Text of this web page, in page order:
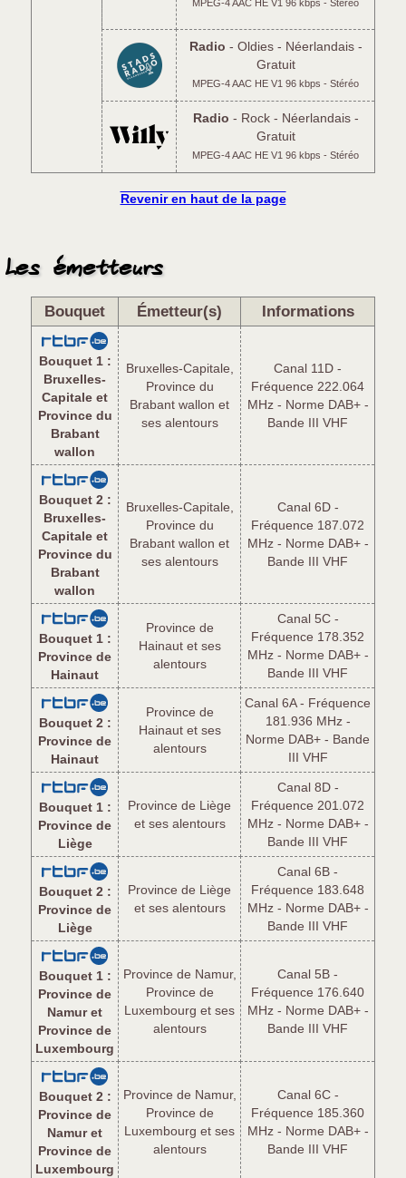
MPEG-4 AAC HE V1 96 kbps - Stéréo
Radio - Oldies - Néerlandais -
Gratuit
MPEG-4 AAC HE V1 96 kbps - Stéréo
Radio - Rock - Néerlandais -
Gratuit
MPEG-4 AAC HE V1 96 kbps - Stéréo
Revenir en haut de la page
Les émetteurs
Bouquet Émetteur(s) Informations
Bouquet 1 :
Bruxelles-
Capitale et
Province du
Brabant
wallon
Bruxelles-Capitale,
Province du
Brabant wallon et
ses alentours
Canal 11D -
Fréquence 222.064
MHz - Norme DAB+ -
Bande III VHF
Bouquet 2 :
Bruxelles-
Capitale et
Province du
Brabant
wallon
Bruxelles-Capitale,
Province du
Brabant wallon et
ses alentours
Canal 6D -
Fréquence 187.072
MHz - Norme DAB+ -
Bande III VHF
Bouquet 1 :
Province de
Hainaut
Province de
Hainaut et ses
alentours
Canal 5C -
Fréquence 178.352
MHz - Norme DAB+ -
Bande III VHF
Bouquet 2 :
Province de
Hainaut
Province de
Hainaut et ses
alentours
Canal 6A - Fréquence
181.936 MHz -
Norme DAB+ - Bande
III VHF
Bouquet 1 :
Province de
Liège
Province de Liège
et ses alentours
Canal 8D -
Fréquence 201.072
MHz - Norme DAB+ -
Bande III VHF
Bouquet 2 :
Province de
Liège
Province de Liège
et ses alentours
Canal 6B -
Fréquence 183.648
MHz - Norme DAB+ -
Bande III VHF
Bouquet 1 :
Province de
Namur et
Province de
Luxembourg
Province de Namur,
Province de
Luxembourg et ses
alentours
Canal 5B -
Fréquence 176.640
MHz - Norme DAB+ -
Bande III VHF
Bouquet 2 :
Province de
Namur et
Province de
Luxembourg
Province de Namur,
Province de
Luxembourg et ses
alentours
Canal 6C -
Fréquence 185.360
MHz - Norme DAB+ -
Bande III VHF